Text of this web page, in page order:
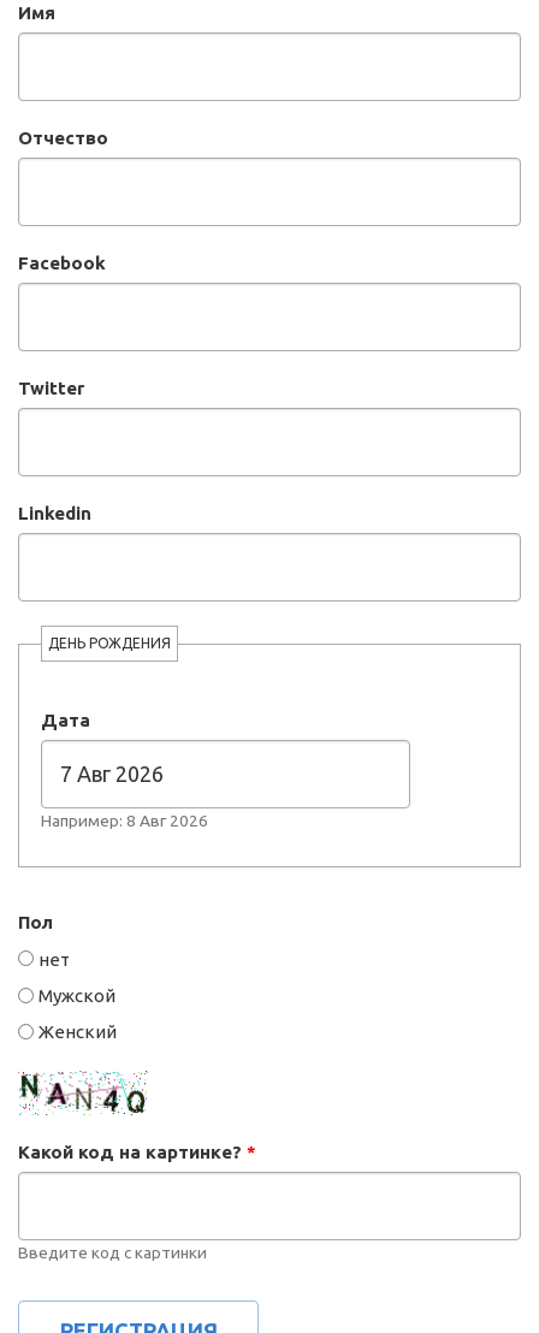
Имя
Отчество
Facebook
Twitter
Linkedin
ДЕНЬ РОЖДЕНИЯ
Дата
Например: 8 Авг 2026
Пол
нет
Мужской
Женский
Какой код на картинке? *
Введите код с картинки